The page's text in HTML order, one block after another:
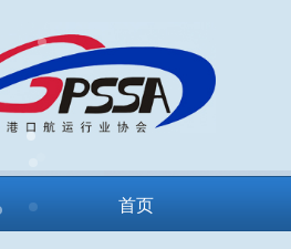
首页